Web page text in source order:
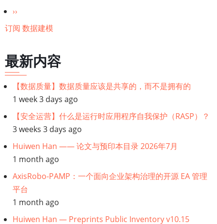
据
模
——
单
比
较
页下
一
››
订阅 数据建模
最新内容
【数据质量】数据质量应该是共享的，而不是拥有的
1 week 3 days ago
【安全运营】什么是运行时应用程序自我保护（RASP）？
3 weeks 3 days ago
Huiwen Han —— 论文与预印本目录 2026年7月
1 month ago
AxisRobo-PAMP：一个面向企业架构治理的开源 EA 管理
平台
1 month ago
Huiwen Han — Preprints Public Inventory v10.15